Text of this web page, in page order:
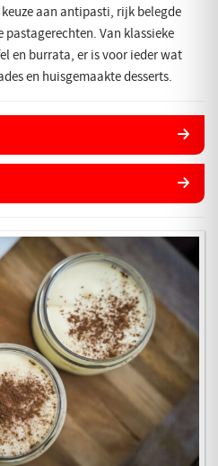
aan antipasti, rijk belegde
pastagerechten. Van klassieke
en burrata, er is voor ieder wat
en huisgemaakte desserts.